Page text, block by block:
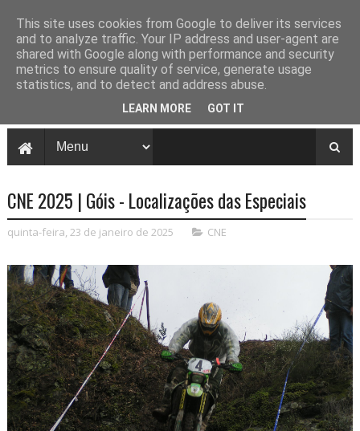
CNE 2025 | Góis - Localizações das Especiais
quinta-feira, 23 de janeiro de 2025 CNE
This site uses cookies from Google to deliver its services
and to analyze traffic. Your IP address and user-agent are
shared with Google along with performance and security
metrics to ensure quality of service, generate usage
statistics, and to detect and address abuse.
LEARN MORE GOT IT